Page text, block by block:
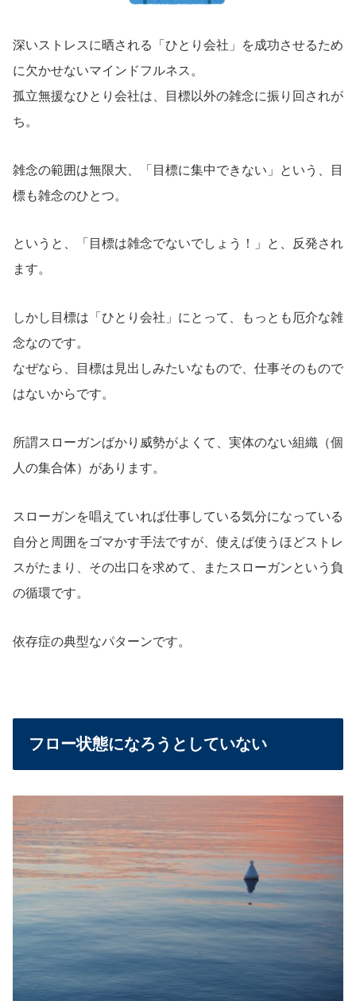
深いストレスに晒される「ひとり会社」を成功させるため
に欠かせないマインドフルネス。
孤立無援なひとり会社は、目標以外の雑念に振り回されが
ち。
雑念の範囲は無限大、「目標に集中できない」という、目
標も雑念のひとつ。
というと、「目標は雑念でないでしょう！」と、反発され
ます。
しかし目標は「ひとり会社」にとって、もっとも厄介な雑
念なのです。
なぜなら、目標は見出しみたいなもので、仕事そのもので
はないからです。
所謂スローガンばかり威勢がよくて、実体のない組織（個
人の集合体）があります。
スローガンを唱えていれば仕事している気分になっている
自分と周囲をゴマかす手法ですが、使えば使うほどストレ
スがたまり、その出口を求めて、またスローガンという負
の循環です。
依存症の典型なパターンです。
フロー状態になろうとしていない